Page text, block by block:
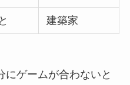
建築家
ゲームが合わないと